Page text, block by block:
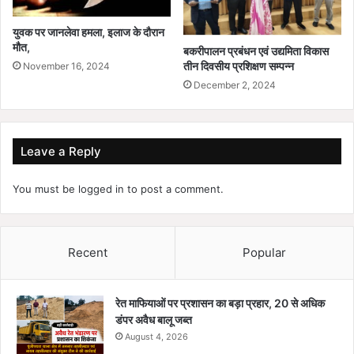
युवक पर जानलेवा हमला, इलाज के दौरान
मौत,
November 16, 2024
बकरीपालन प्रबंधन एवं उद्यमिता विकास
तीन दिवसीय प्रशिक्षण सम्पन्न
December 2, 2024
Leave a Reply
You must be logged in to post a comment.
Recent Popular
रेत माफियाओं पर प्रशासन का बड़ा प्रहार, 20 से अधिक
डंपर अवैध बालू जब्त
August 4, 2026